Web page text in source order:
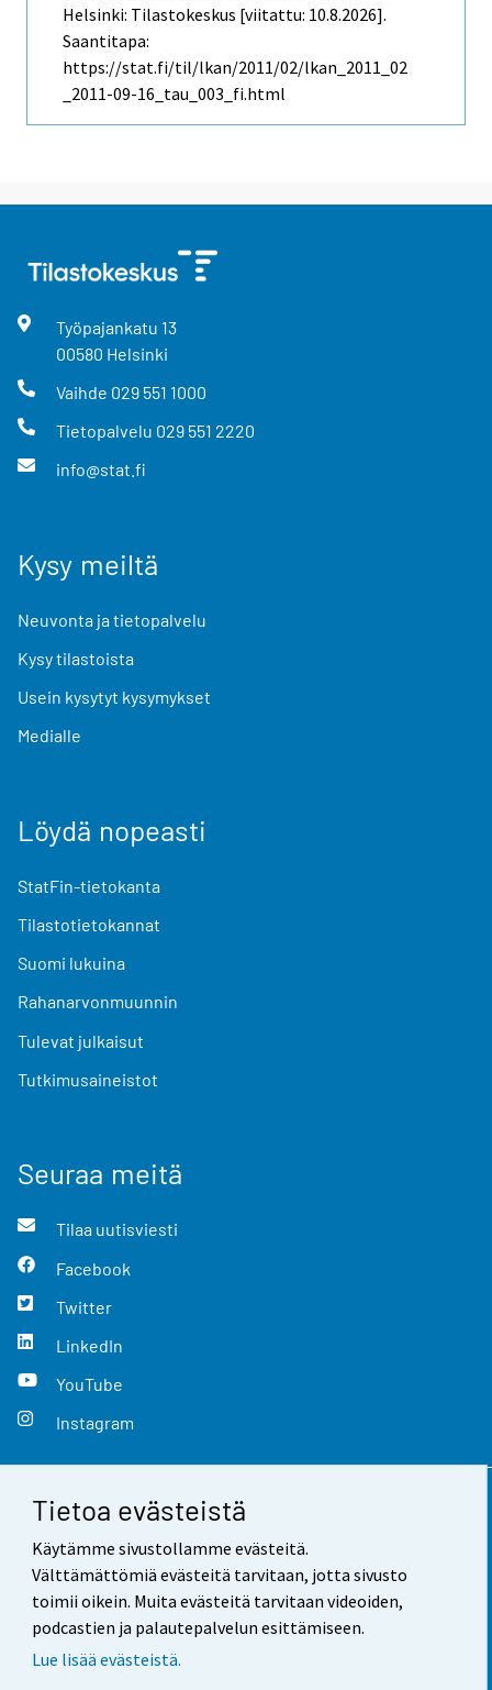
Tietoa evästeistä
Käytämme sivustollamme evästeitä.
Välttämättömiä evästeitä tarvitaan, jotta sivusto
toimii oikein. Muita evästeitä tarvitaan videoiden,
podcastien ja palautepalvelun esittämiseen.
Lue lisää evästeistä.
Helsinki: Tilastokeskus [viitattu: 10.8.2026].
Saantitapa:
https://stat.fi/til/lkan/2011/02/lkan_2011_02
_2011-09-16_tau_003_fi.html
Työpajankatu 13
00580 Helsinki
Vaihde 029 551 1000
Tietopalvelu 029 551 2220
info@stat.fi
Kysy meiltä
Neuvonta ja tietopalvelu
Kysy tilastoista
Usein kysytyt kysymykset
Medialle
Löydä nopeasti
StatFin-tietokanta
Tilastotietokannat
Suomi lukuina
Rahanarvonmuunnin
Tulevat julkaisut
Tutkimusaineistot
Seuraa meitä
Tilaa uutisviesti
Facebook
Twitter
LinkedIn
YouTube
Instagram
Yhteystiedot
Palaute
Käyttöehdot